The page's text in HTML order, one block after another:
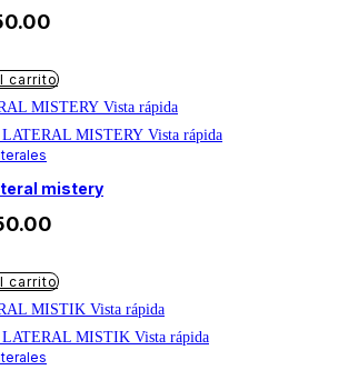
carrito
Vista rápida
Vista rápida
mistery
carrito
Vista rápida
Vista rápida